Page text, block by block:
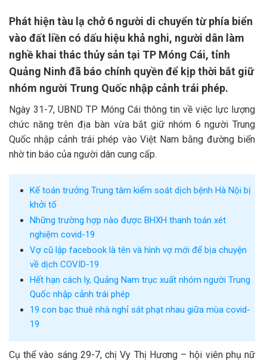
Phát hiện tàu lạ chở 6 người di chuyển từ phía biển
vào đất liền có dấu hiệu khả nghi, người dân làm
nghề khai thác thủy sản tại TP Móng Cái, tỉnh
Quảng Ninh đã báo chính quyền để kịp thời bắt giữ
nhóm người Trung Quốc nhập cảnh trái phép.
Ngày 31-7, UBND TP Móng Cái thông tin về việc lực lượng
chức năng trên địa bàn vừa bắt giữ nhóm 6 người Trung
Quốc nhập cảnh trái phép vào Việt Nam bằng đường biển
nhờ tin báo của người dân cung cấp.
Kế toán trưởng Trung tâm kiểm soát dịch bệnh Hà Nội bị
khởi tố
Những trường hợp nào được BHXH thanh toán xét
nghiệm covid-19
Vợ cũ lập facebook là tên và hình vợ mới để bịa chuyện
về dịch COVID-19
Hết hạn cách ly, Quảng Nam trục xuất nhóm người Trung
Quốc nhập cảnh trái phép
19 con bạc thuê nhà nghỉ sát phạt nhau giữa mùa covid-
19
Cụ thể vào sáng 29-7, chị Vy Thị Hương – hội viên phụ nữ